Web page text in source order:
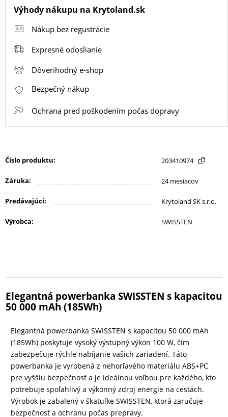
FOTO,
AUDIO-
KRÁSA
ZDRAVIE
MATKA
A
DIEŤA
Výhody nákupu na Krytoland.sk
Nákup bez regustrácie
Expresné odoslianie
Dôverihodný e-shop
Bezpečný nákup
Ochrana pred poškodením počas dopravy
Číslo produktu: 203410974
Záruka: 24 mesiacov
Predávajúci: Krytoland SK s.r.o.
Výrobca: SWISSTEN
Elegantná powerbanka SWISSTEN s kapacitou
50 000 mAh (185Wh)
Elegantná powerbanka SWISSTEN s kapacitou 50 000 mAh
(185Wh) poskytuje vysoký výstupný výkon 100 W, čím
zabezpečuje rýchle nabíjanie vašich zariadení. Táto
powerbanka je vyrobená z nehorľavého materiálu ABS+PC
pre vyššiu bezpečnosť a je ideálnou voľbou pre každého, kto
potrebuje spoľahlivý a výkonný zdroj energie na cestách.
Výrobok je zabalený v škatuľke SWISSTEN, ktorá zaručuje
bezpečnosť a ochranu počas prepravy.